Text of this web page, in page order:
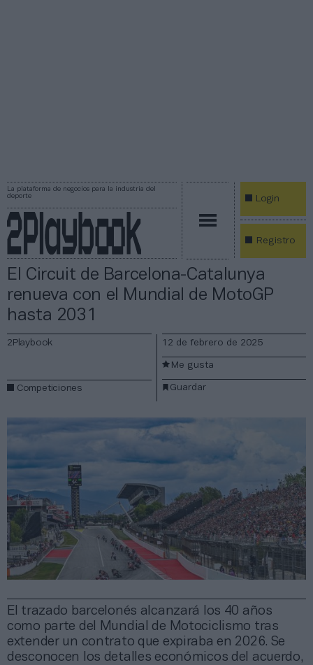
La plataforma de negocios para la industria del
deporte
Login
Registro
El Circuit de Barcelona-Catalunya
renueva con el Mundial de MotoGP
hasta 2031
El trazado barcelonés alcanzará los 40 años
como parte del Mundial de Motociclismo tras
extender un contrato que expiraba en 2026. Se
desconocen los detalles económicos del acuerdo,
2Playbook
Competiciones
12 de febrero de 2025
Guardar
Me gusta